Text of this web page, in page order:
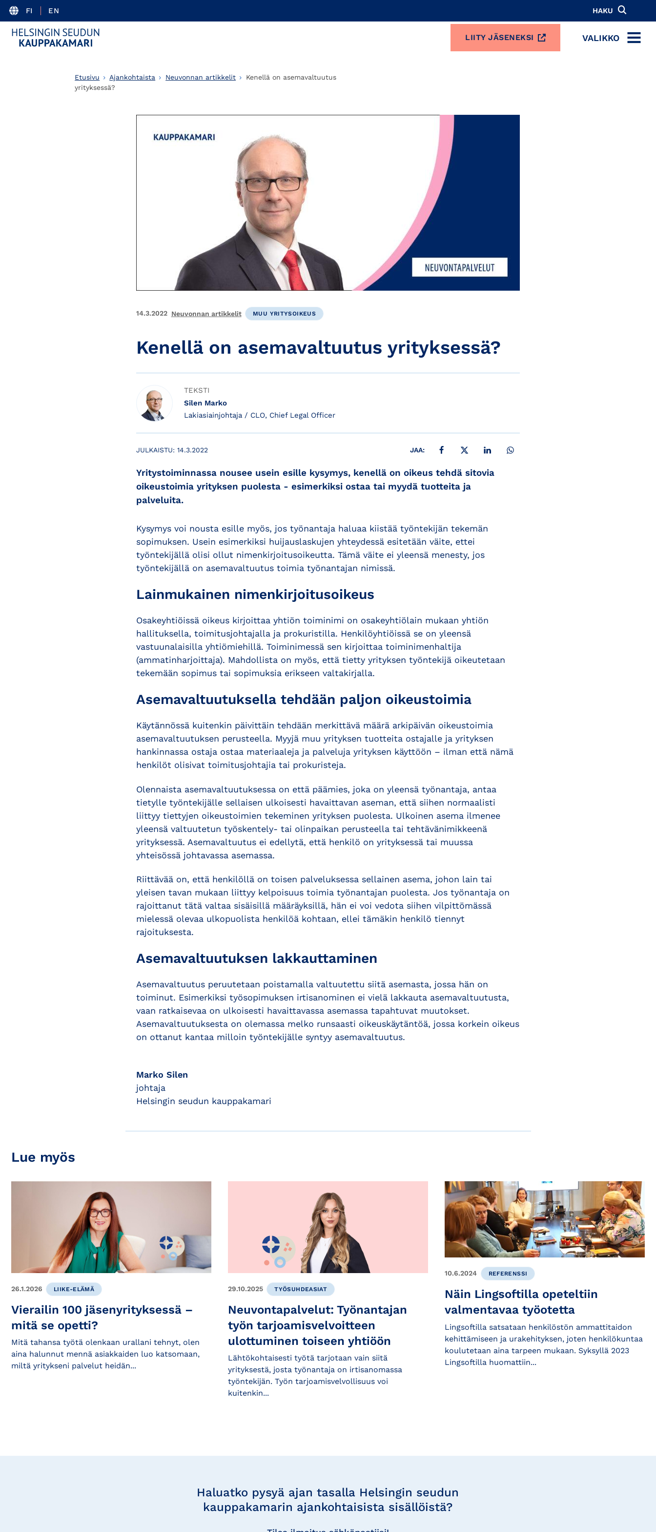
FI EN HAKU
LIITY JÄSENEKSI VALIKKO
MENU
Etusivu Ajankohtaista Neuvonnan artikkelit
Kenellä on asemavaltuutus
yrityksessä?
14.3.2022 Neuvonnan artikkelit MUU YRITYSOIKEUS
Kenellä on asemavaltuutus yrityksessä?
TEKSTI
Silen Marko
Lakiasiainjohtaja / CLO, Chief Legal Officer
JULKAISTU: 14.3.2022 JAA: JAA FACEBOOKISSA
JAA X:SSÄ JAA LINKEDINISSÄ
Yritystoiminnassa nousee usein esille kysymys, kenellä on oikeus tehdä sitovia
oikeustoimia yrityksen puolesta - esimerkiksi ostaa tai myydä tuotteita ja
palveluita.
Kysymys voi nousta esille myös, jos työnantaja haluaa kiistää työntekijän tekemän
sopimuksen. Usein esimerkiksi huijauslaskujen yhteydessä esitetään väite, ettei
työntekijällä olisi ollut nimenkirjoitusoikeutta. Tämä väite ei yleensä menesty, jos
työntekijällä on asemavaltuutus toimia työnantajan nimissä.
Lainmukainen nimenkirjoitusoikeus
Osakeyhtiöissä oikeus kirjoittaa yhtiön toiminimi on osakeyhtiölain mukaan yhtiön
hallituksella, toimitusjohtajalla ja prokuristilla. Henkilöyhtiöissä se on yleensä
vastuunalaisilla yhtiömiehillä. Toiminimessä sen kirjoittaa toiminimenhaltija
(ammatinharjoittaja). Mahdollista on myös, että tietty yrityksen työntekijä oikeutetaan
tekemään sopimus tai sopimuksia erikseen valtakirjalla.
Asemavaltuutuksella tehdään paljon oikeustoimia
Käytännössä kuitenkin päivittäin tehdään merkittävä määrä arkipäivän oikeustoimia
asemavaltuutuksen perusteella. Myyjä muu yrityksen tuotteita ostajalle ja yrityksen
hankinnassa ostaja ostaa materiaaleja ja palveluja yrityksen käyttöön – ilman että nämä
henkilöt olisivat toimitusjohtajia tai prokuristeja.
Olennaista asemavaltuutuksessa on että päämies, joka on yleensä työnantaja, antaa
tietylle työntekijälle sellaisen ulkoisesti havaittavan aseman, että siihen normaalisti
liittyy tiettyjen oikeustoimien tekeminen yrityksen puolesta. Ulkoinen asema ilmenee
yleensä valtuutetun työskentely- tai olinpaikan perusteella tai tehtävänimikkeenä
yrityksessä. Asemavaltuutus ei edellytä, että henkilö on yrityksessä tai muussa
yhteisössä johtavassa asemassa.
Riittävää on, että henkilöllä on toisen palveluksessa sellainen asema, johon lain tai
yleisen tavan mukaan liittyy kelpoisuus toimia työnantajan puolesta. Jos työnantaja on
rajoittanut tätä valtaa sisäisillä määräyksillä, hän ei voi vedota siihen vilpittömässä
mielessä olevaa ulkopuolista henkilöä kohtaan, ellei tämäkin henkilö tiennyt
rajoituksesta.
Asemavaltuutuksen lakkauttaminen
Asemavaltuutus peruutetaan poistamalla valtuutettu siitä asemasta, jossa hän on
toiminut. Esimerkiksi työsopimuksen irtisanominen ei vielä lakkauta asemavaltuutusta,
vaan ratkaisevaa on ulkoisesti havaittavassa asemassa tapahtuvat muutokset.
Asemavaltuutuksesta on olemassa melko runsaasti oikeuskäytäntöä, jossa korkein oikeus
on ottanut kantaa milloin työntekijälle syntyy asemavaltuutus.
Marko Silen
johtaja
Helsingin seudun kauppakamari
Lue myös
26.1.2026 LIIKE-ELÄMÄ
Vierailin 100 jäsenyrityksessä –
mitä se opetti?
Mitä tahansa työtä olenkaan urallani tehnyt, olen
aina halunnut mennä asiakkaiden luo katsomaan,
miltä yritykseni palvelut heidän...
29.10.2025 TYÖSUHDEASIAT
Neuvontapalvelut: Työnantajan
työn tarjoamisvelvoitteen
ulottuminen toiseen yhtiöön
Lähtökohtaisesti työtä tarjotaan vain siitä
yrityksestä, josta työnantaja on irtisanomassa
työntekijän. Työn tarjoamisvelvollisuus voi
kuitenkin...
10.6.2024 REFERENSSI
Näin Lingsoftilla opeteltiin
valmentavaa työotetta
Lingsoftilla satsataan henkilöstön ammattitaidon
kehittämiseen ja urakehityksen, joten henkilökuntaa
koulutetaan aina tarpeen mukaan. Syksyllä 2023
Lingsoftilla huomattiin...
Haluatko pysyä ajan tasalla Helsingin seudun
kauppakamarin ajankohtaisista sisällöistä?